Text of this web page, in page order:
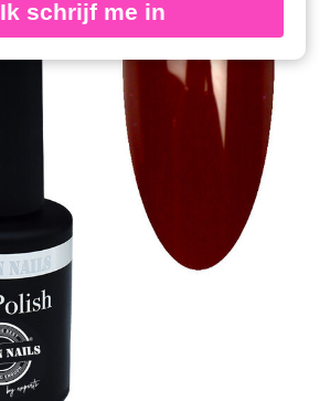
Ik schrijf me in